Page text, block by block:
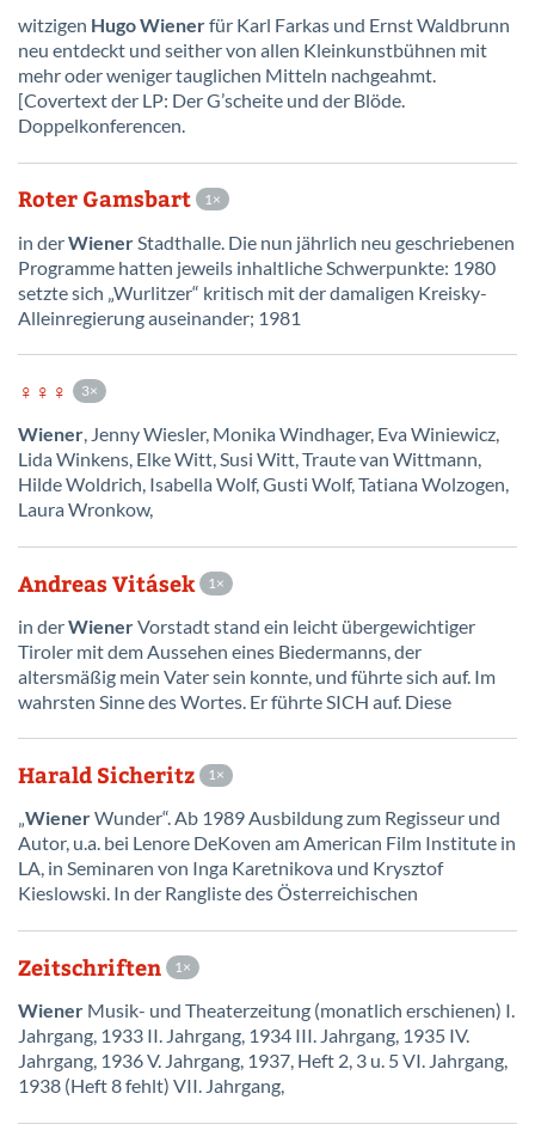
witzigen HugoWienerfür Karl Farkas und Ernst Waldbrunn
neu entdeckt und seither von allen Kleinkunstbühnen mit
mehr oder weniger tauglichen Mitteln nachgeahmt.
[Covertext der LP: Der G’scheite und der Blöde.
Doppelkonferencen.
Roter Gamsbart 1
in derWienerStadthalle. Die nun jährlich neu geschriebenen
Programme hatten jeweils inhaltliche Schwerpunkte: 1980
setzte sich „Wurlitzer“ kritisch mit der damaligen Kreisky-
Alleinregierung auseinander; 1981
♀♀♀ 3
Wiener, Jenny Wiesler, Monika Windhager, Eva Winiewicz,
Lida Winkens, Elke Witt, Susi Witt, Traute van Wittmann,
Hilde Woldrich, Isabella Wolf, Gusti Wolf, Tatiana Wolzogen,
Laura Wronkow,
Andreas Vitásek 1
in derWienerVorstadt stand ein leicht übergewichtiger
Tiroler mit dem Aussehen eines Biedermanns, der
altersmäßig mein Vater sein konnte, und führte sich auf. Im
wahrsten Sinne des Wortes. Er führte SICH auf. Diese
Harald Sicheritz 1
„WienerWunder“. Ab 1989 Ausbildung zum Regisseur und
Autor, u.a. bei Lenore DeKoven am American Film Institute in
LA, in Seminaren von Inga Karetnikova und Krysztof
Kieslowski. In der Rangliste des Österreichischen
Zeitschriften 1
Wiener Musik- und Theaterzeitung (monatlich erschienen) I.
Jahrgang, 1933 II. Jahrgang, 1934 III. Jahrgang, 1935 IV.
Jahrgang, 1936 V. Jahrgang, 1937, Heft 2, 3 u. 5 VI. Jahrgang,
1938 (Heft 8 fehlt) VII. Jahrgang,